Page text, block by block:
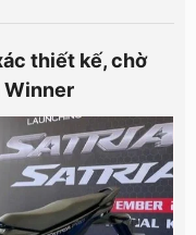
thiết kế, chờ
Winner